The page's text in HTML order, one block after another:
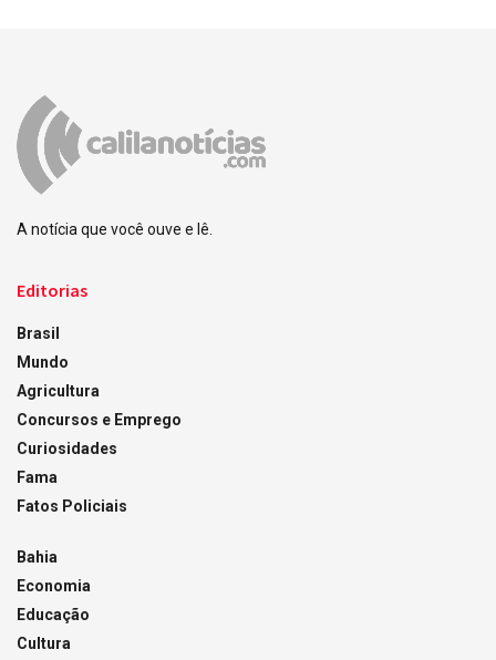
A notícia que você ouve e lê.
Editorias
Brasil
Mundo
Agricultura
Concursos e Emprego
Curiosidades
Fama
Fatos Policiais
Bahia
Economia
Educação
Cultura